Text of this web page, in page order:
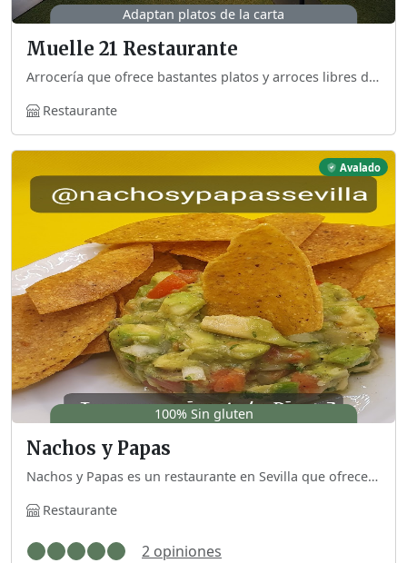
Adaptan platos de la carta
Muelle 21 Restaurante
Arrocería que ofrece bastantes platos y arroces libres de gluten. Informan de cada traza en sus platos y pertenecen a la red Sevilla sin gluten
Restaurante
100% Sin gluten
Avalado
Nachos y Papas
Nachos y Papas es un restaurante en Sevilla que ofrece una fusión de sabores mexicanos y españoles, con una amplia variedad de platos aptos para celíacos. Su carta incluye nachos, tacos y enchiladas, todos elaborados con ingredientes frescos y sin gluten, avalados por la Red Sevilla Sin Gluten.
Restaurante
2 opiniones